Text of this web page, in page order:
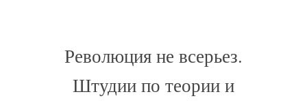
Революция не всерьез.
Штудии по теории и